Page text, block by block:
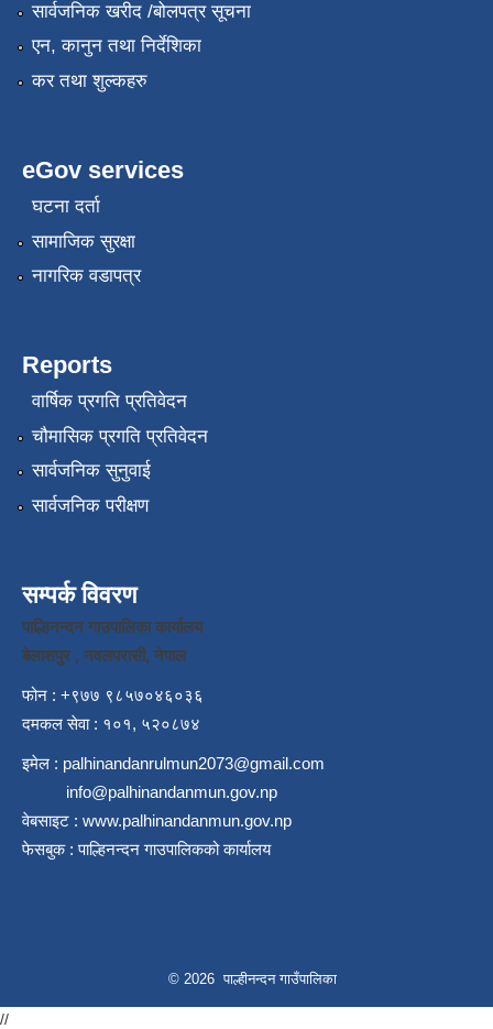
सार्वजनिक खरीद /बोलपत्र सूचना
एन, कानुन तथा निर्देशिका
कर तथा शुल्कहरु
eGov services
घटना दर्ता
सामाजिक सुरक्षा
नागरिक वडापत्र
Reports
वार्षिक प्रगति प्रतिवेदन
चौमासिक प्रगति प्रतिवेदन
सार्वजनिक सुनुवाई
सार्वजनिक परीक्षण
सम्पर्क विवरण
पाल्हिनन्दन गाउपालिका कार्यालय
बेलाशपुर , नवलपरासी, नेपाल
फोन : +९७७ ९८५७०४६०३६
दमकल सेवा : १०१, ५२०८७४
इमेल : palhinandanrulmun2073@gmail.com
info@palhinandanmun.gov.np
वेबसाइट : www.palhinandanmun.gov.np
फेसबुक :पाल्हिनन्दन गाउपालिकको कार्यालय
© 2026 पाल्हीनन्दन गाउँपालिका
//